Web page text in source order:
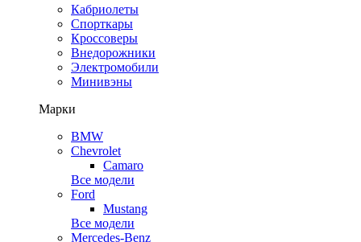
Кабриолеты
Спорткары
Кроссоверы
Внедорожники
Электромобили
Минивэны
Марки
BMW
Chevrolet
Camaro
Все модели
Ford
Mustang
Все модели
Mercedes-Benz